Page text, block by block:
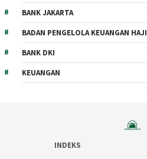
BANK JAKARTA
BADAN PENGELOLA KEUANGAN HAJI
BANK DKI
KEUANGAN
INDEKS